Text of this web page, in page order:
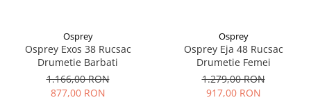
Osprey
Osprey Exos 38 Rucsac
Drumetie Barbati
1.166,00 RON
877,00 RON
Osprey
Osprey Eja 48 Rucsac
Drumetie Femei
1.279,00 RON
917,00 RON